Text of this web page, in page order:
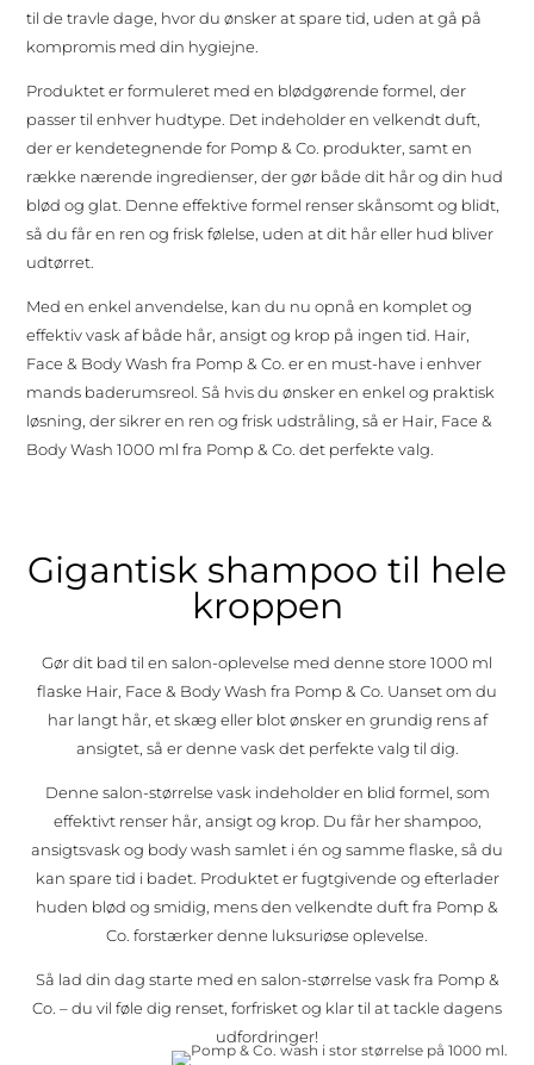
til de travle dage, hvor du ønsker at spare tid, uden at gå på
kompromis med din hygiejne.
Produktet er formuleret med en blødgørende formel, der
passer til enhver hudtype. Det indeholder en velkendt duft,
der er kendetegnende for Pomp & Co. produkter, samt en
række nærende ingredienser, der gør både dit hår og din hud
blød og glat. Denne effektive formel renser skånsomt og blidt,
så du får en ren og frisk følelse, uden at dit hår eller hud bliver
udtørret.
Med en enkel anvendelse, kan du nu opnå en komplet og
effektiv vask af både hår, ansigt og krop på ingen tid. Hair,
Face & Body Wash fra Pomp & Co. er en must-have i enhver
mands baderumsreol. Så hvis du ønsker en enkel og praktisk
løsning, der sikrer en ren og frisk udstråling, så er Hair, Face &
Body Wash 1000 ml fra Pomp & Co. det perfekte valg.
Gigantisk shampoo til hele
kroppen
Gør dit bad til en salon-oplevelse med denne store 1000 ml
flaske Hair, Face & Body Wash fra Pomp & Co. Uanset om du
har langt hår, et skæg eller blot ønsker en grundig rens af
ansigtet, så er denne vask det perfekte valg til dig.
Denne salon-størrelse vask indeholder en blid formel, som
effektivt renser hår, ansigt og krop. Du får her shampoo,
ansigtsvask og body wash samlet i én og samme flaske, så du
kan spare tid i badet. Produktet er fugtgivende og efterlader
huden blød og smidig, mens den velkendte duft fra Pomp &
Co. forstærker denne luksuriøse oplevelse.
Så lad din dag starte med en salon-størrelse vask fra Pomp &
Co. – du vil føle dig renset, forfrisket og klar til at tackle dagens
udfordringer!